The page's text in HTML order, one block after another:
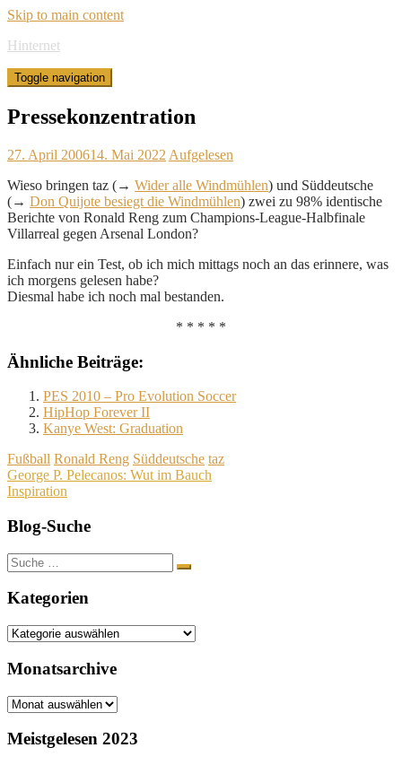
Skip to main content
Hinternet
Toggle navigation
Pressekonzentration
27. April 200614. Mai 2022 Aufgelesen
Wieso bringen taz (→ Wider alle Windmühlen) und Süddeutsche
(→ Don Quijote besiegt die Windmühlen) zwei zu 98% identische
Berichte von Ronald Reng zum Champions-League-Halbfinale
Villarreal gegen Arsenal London?
Einfach nur ein Test, ob ich mich mittags noch an das erinnere, was
ich morgens gelesen habe?
Diesmal habe ich noch mal bestanden.
* * * * *
Ähnliche Beiträge:
PES 2010 – Pro Evolution Soccer
HipHop Forever II
Kanye West: Graduation
Fußball Ronald Reng Süddeutsche taz
Beitragsnavigation
George P. Pelecanos: Wut im Bauch
Inspiration
Blog-Suche
Suche
nach:
Kategorien
Kategorien
Monatsarchive
Monatsarchive
Meistgelesen 2023